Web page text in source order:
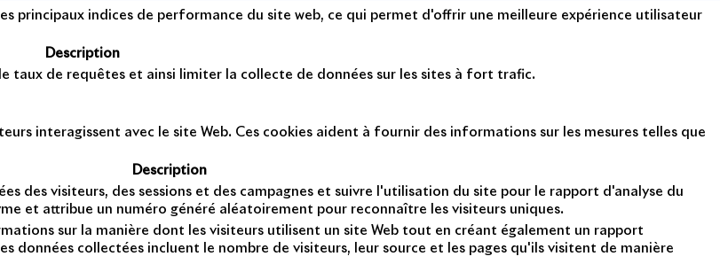
principaux indices de performance du site web, ce qui permet d'offrir une meilleure expérience utilisateur
Description
taux de requêtes et ainsi limiter la collecte de données sur les sites à fort trafic.
interagissent avec le site Web. Ces cookies aident à fournir des informations sur les mesures telles que
Description
des visiteurs, des sessions et des campagnes et suivre l'utilisation du site pour le rapport d'analyse du
et attribue un numéro généré aléatoirement pour reconnaître les visiteurs uniques.
sur la manière dont les visiteurs utilisent un site Web tout en créant également un rapport
données collectées incluent le nombre de visiteurs, leur source et les pages qu'ils visitent de manière